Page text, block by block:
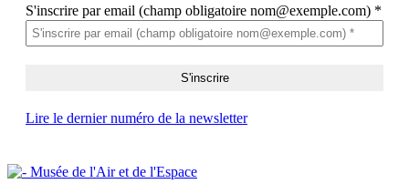
S'inscrire par email (champ obligatoire nom@exemple.com) *
Lire le dernier numéro de la newsletter